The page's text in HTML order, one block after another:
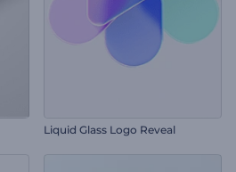
Liquid Glass Logo Reveal